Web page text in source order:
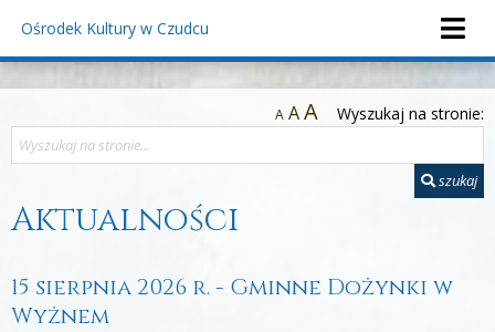
Ośrodek Kultury w Czudcu
A AA Wyszukaj na stronie:
szukaj
Aktualności
15 sierpnia 2026 r. - Gminne Dożynki w
Wyżnem